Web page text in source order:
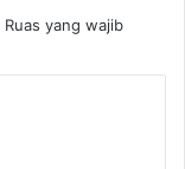
Ruas yang wajib